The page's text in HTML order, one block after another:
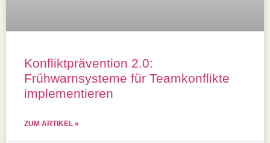
Konfliktprävention 2.0:
Frühwarnsysteme für Teamkonflikte
implementieren
ZUM ARTIKEL »